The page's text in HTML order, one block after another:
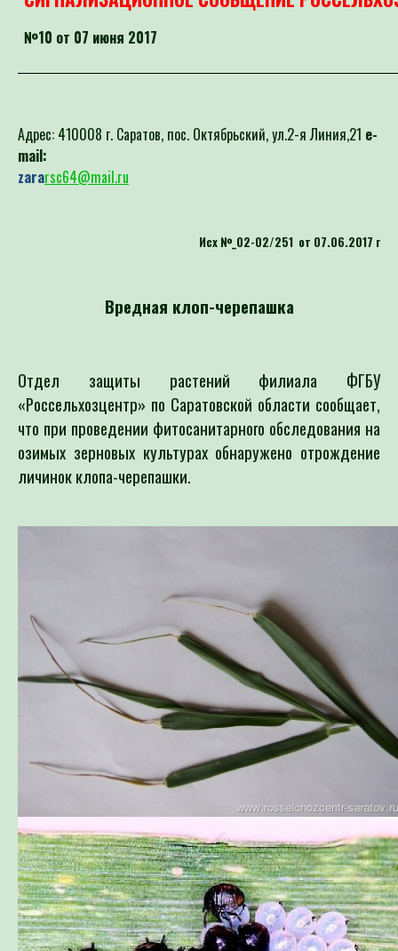
№10 от 07 июня 2017
Адрес: 410008 г. Саратов, пос. Октябрьский, ул.2-я Линия,21
mail:
zara rsc64@mail.ru
Исх №_02-02/251 от 07.06.2017 г
Вредная клоп-черепашка
Отдел защиты растений филиала ФГБУ
«Россельхозцентр» по Саратовской области сообщает,
что при проведении фитосанитарного обследования на
озимых зерновых культурах обнаружено отрождение
личинок клопа-черепашки.